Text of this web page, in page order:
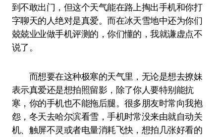
到不敢出门，但这个天气能在路上掏出手机和你打
字聊天的人绝对是真爱。而在冰天雪地中还为你们
兢兢业业做手机评测的，你们懂的，我就谦虚点不
说了。
而想要在这种极寒的天气里，无论是想去撩妹
表示真爱还是想拍照留影，除了你人要特别能抗
寒，你的手机也不能拖后腿。很多朋友时常向我抱
怨，冬天去哈尔滨看雪，手机时常没来由就自动关
机、触屏不灵或者电量消耗飞快，想拍几张好看的